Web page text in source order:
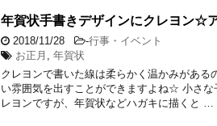
年賀状手書きデザインにクレヨン☆
2018/11/28 -行事・イベント
お正月 , 年賀状
クレヨンで書いた線は柔らかく温かみがある
い雰囲気を出すことができますよね☆ 小さ
レヨンですが、年賀状などハガキに描くと …